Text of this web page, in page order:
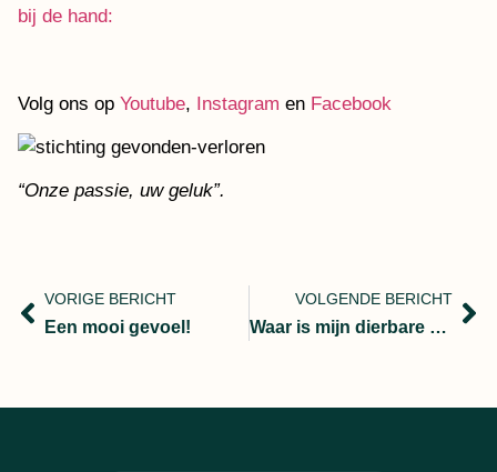
bij de hand:
Volg ons op Youtube, Instagram en Facebook
“Onze passie, uw geluk”.
VORIGE BERICHT
Een mooi gevoel!
VOLGENDE BERICHT
Waar is mijn dierbare ring?